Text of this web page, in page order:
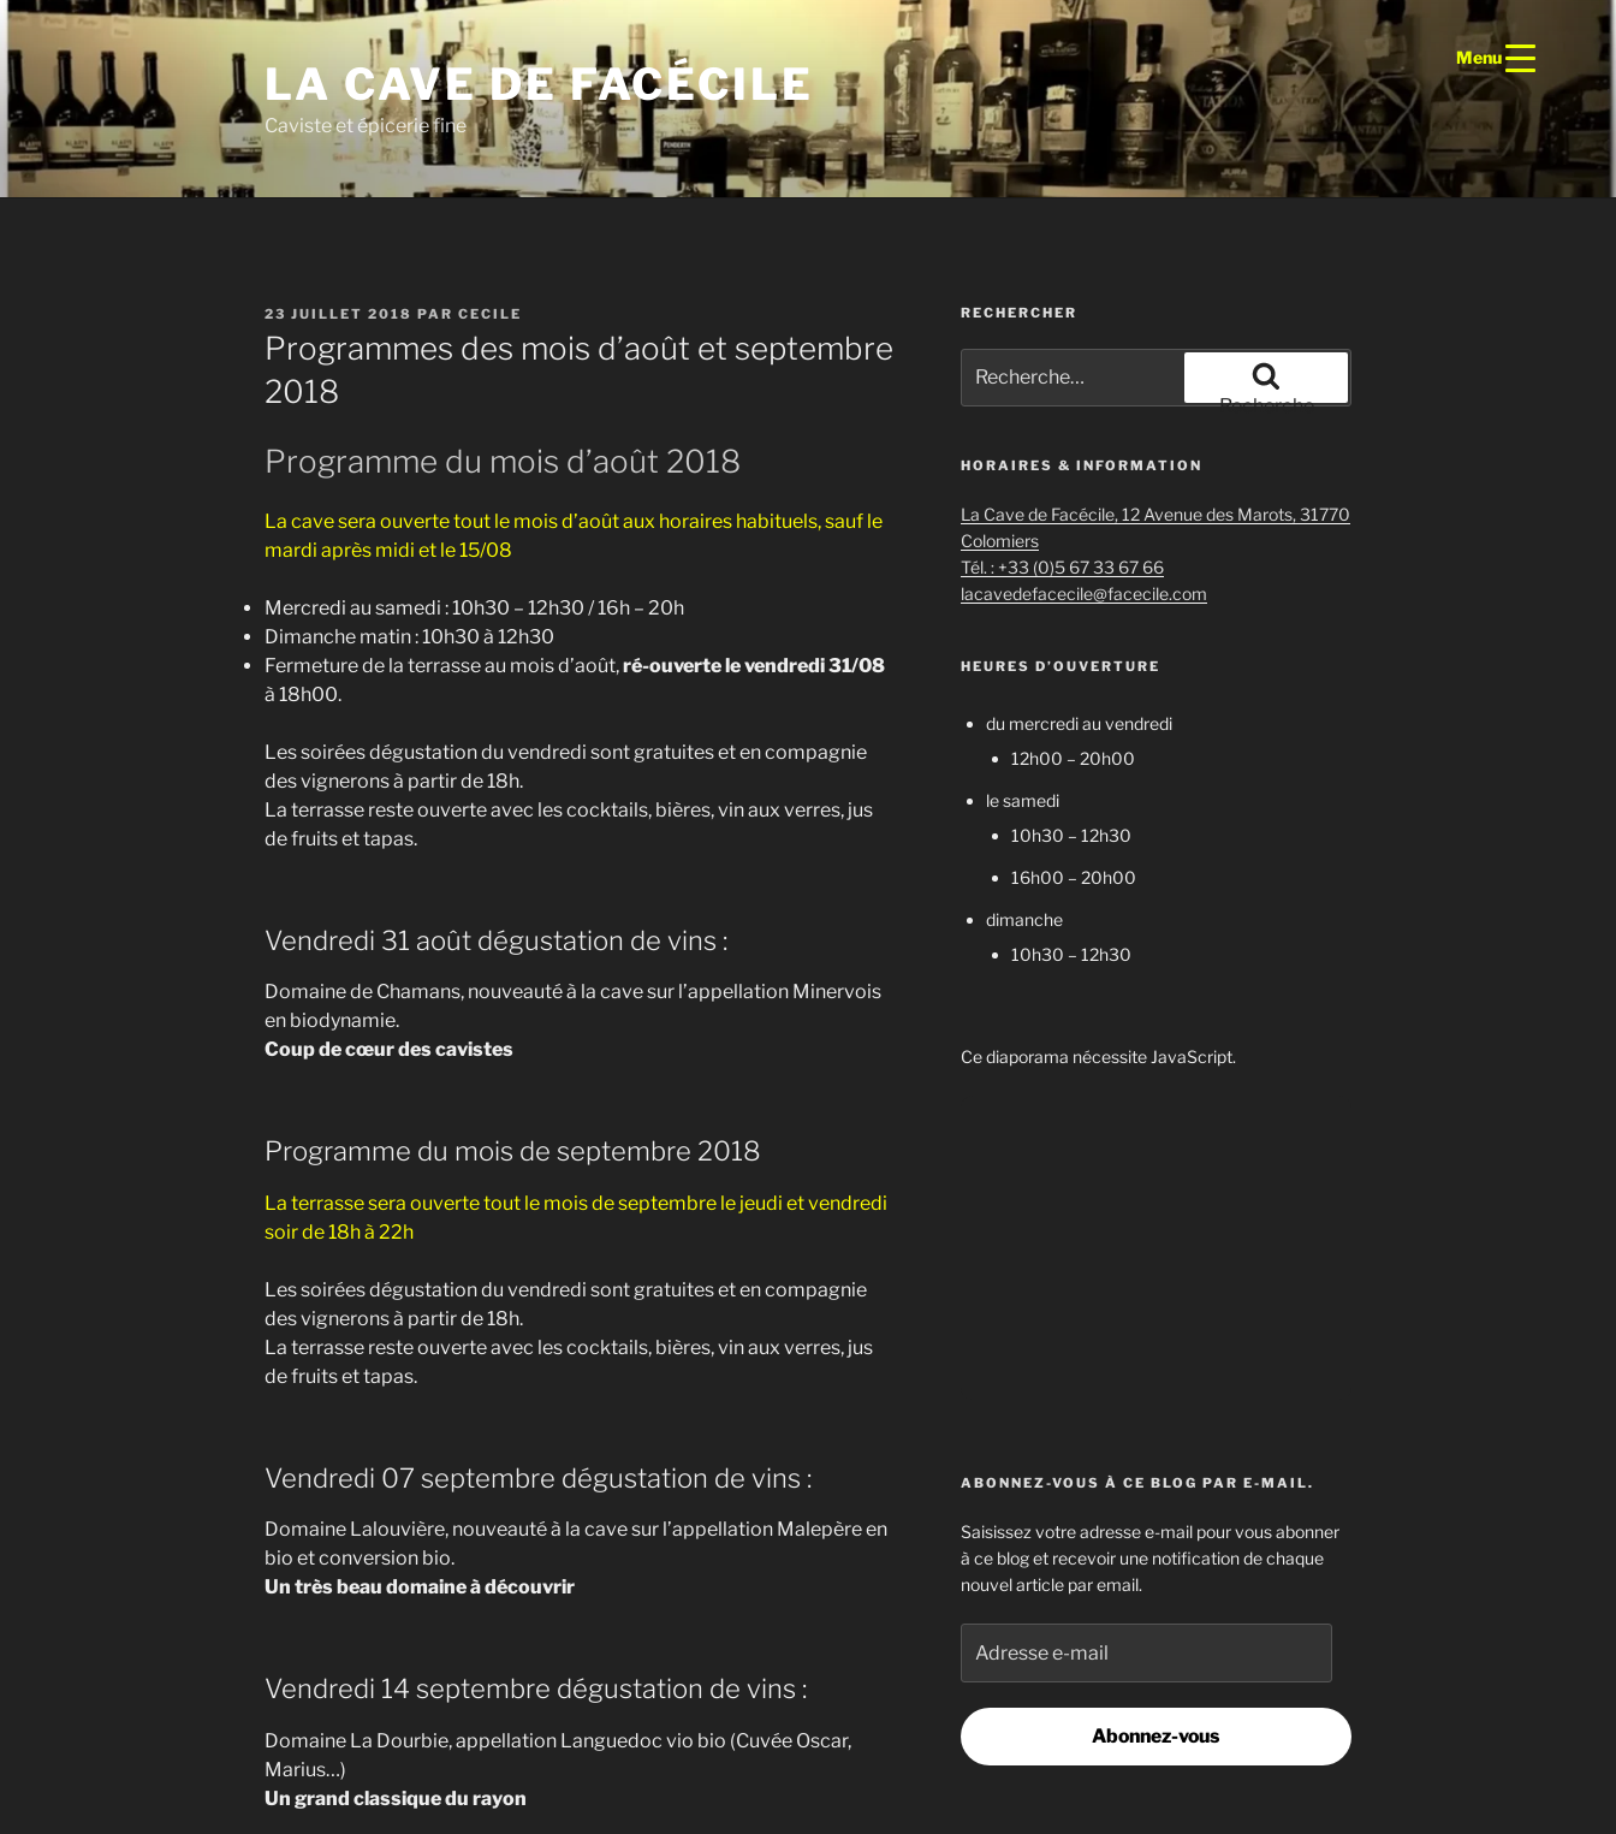
Menu
Aller
contenu
principal
LA CAVE DE FACÉCILE
Caviste et épicerie fine
PUBLIÉ
LE
23 JUILLET 2018 PAR CECILE
Programmes des mois d’août et septembre
2018
Programme du mois d’août 2018
La cave sera ouverte tout le mois d’août aux horaires habituels, sauf le
mardi après midi et le 15/08
Mercredi au samedi : 10h30 – 12h30 / 16h – 20h
Dimanche matin : 10h30 à 12h30
Fermeture de la terrasse au mois d’août,ré-ouverte le vendredi 31/08
à 18h00.
Les soirées dégustation du vendredi sont gratuites et en compagnie
des vignerons à partir de 18h.
La terrasse reste ouverte avec les cocktails, bières, vin aux verres, jus
de fruits et tapas.
Vendredi 31 août dégustation de vins :
Domaine de Chamans, nouveauté à la cave sur l’appellation Minervois
en biodynamie.
Coup de cœur des cavistes
Programme du mois de septembre 2018
La terrasse sera ouverte tout le mois de septembre le jeudi et vendredi
soir de 18h à 22h
Les soirées dégustation du vendredi sont gratuites et en compagnie
des vignerons à partir de 18h.
La terrasse reste ouverte avec les cocktails, bières, vin aux verres, jus
de fruits et tapas.
Vendredi 07 septembre dégustation de vins :
Domaine Lalouvière, nouveauté à la cave sur l’appellation Malepère en
bio et conversion bio.
Un très beau domaine à découvrir
Vendredi 14 septembre dégustation de vins :
Domaine La Dourbie, appellation Languedoc vio bio (Cuvée Oscar,
Marius…)
Un grand classique du rayon
RECHERCHER
pour
:
Recherche
HORAIRES & INFORMATION
La Cave de Facécile, 12 Avenue des Marots, 31770
Colomiers
Tél. : +33 (0)5 67 33 67 66
lacavedefacecile@facecile.com
HEURES D’OUVERTURE
du mercredi au vendredi
12h00 – 20h00
le samedi
10h30 – 12h30
16h00 – 20h00
dimanche
10h30 – 12h30
Ce diaporama nécessite JavaScript.
ABONNEZ-VOUS À CE BLOG PAR E-MAIL.
Saisissez votre adresse e-mail pour vous abonner
à ce blog et recevoir une notification de chaque
nouvel article par email.
mail
Abonnez-vous